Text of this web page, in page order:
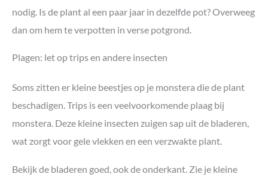
nodig. Is de plant al een paar jaar in dezelfde pot? Overweeg
dan om hem te verpotten in verse potgrond.
Plagen: let op trips en andere insecten
Soms zitten er kleine beestjes op je monstera die de plant
beschadigen. Trips is een veelvoorkomende plaag bij
monstera. Deze kleine insecten zuigen sap uit de bladeren,
wat zorgt voor gele vlekken en een verzwakte plant.
Bekijk de bladeren goed, ook de onderkant. Zie je kleine